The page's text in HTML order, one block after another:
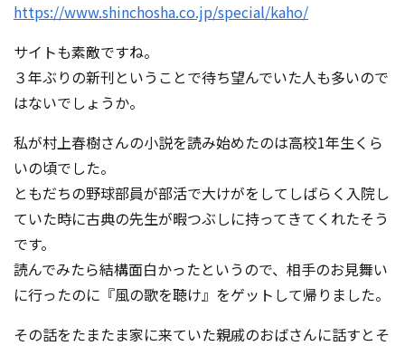
https://www.shinchosha.co.jp/special/kaho/
サイトも素敵ですね。
３年ぶりの新刊ということで待ち望んでいた人も多いので
はないでしょうか。
私が村上春樹さんの小説を読み始めたのは高校1年生くら
いの頃でした。
ともだちの野球部員が部活で大けがをしてしばらく入院し
ていた時に古典の先生が暇つぶしに持ってきてくれたそう
です。
読んでみたら結構面白かったというので、相手のお見舞い
に行ったのに『風の歌を聴け』をゲットして帰りました。
その話をたまたま家に来ていた親戚のおばさんに話すとそ